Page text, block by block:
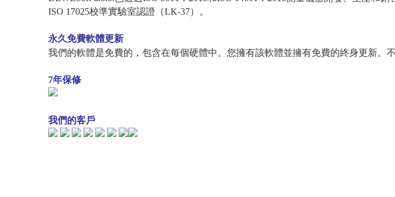
ISO 17025校準實驗室認證（LK-37）。
永久免費軟體更新
我們的軟體是免費的，包含在每個硬體中。您擁有該軟體並擁有免費的終身更新。
7年保修
我們的客戶